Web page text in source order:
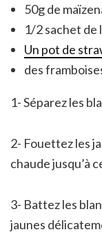
50g de
1/2 sachet de
Un pot de
des
1- Séparez les
2- Fouettez les
chaude jusqu’à
3- Battez les
jaunes